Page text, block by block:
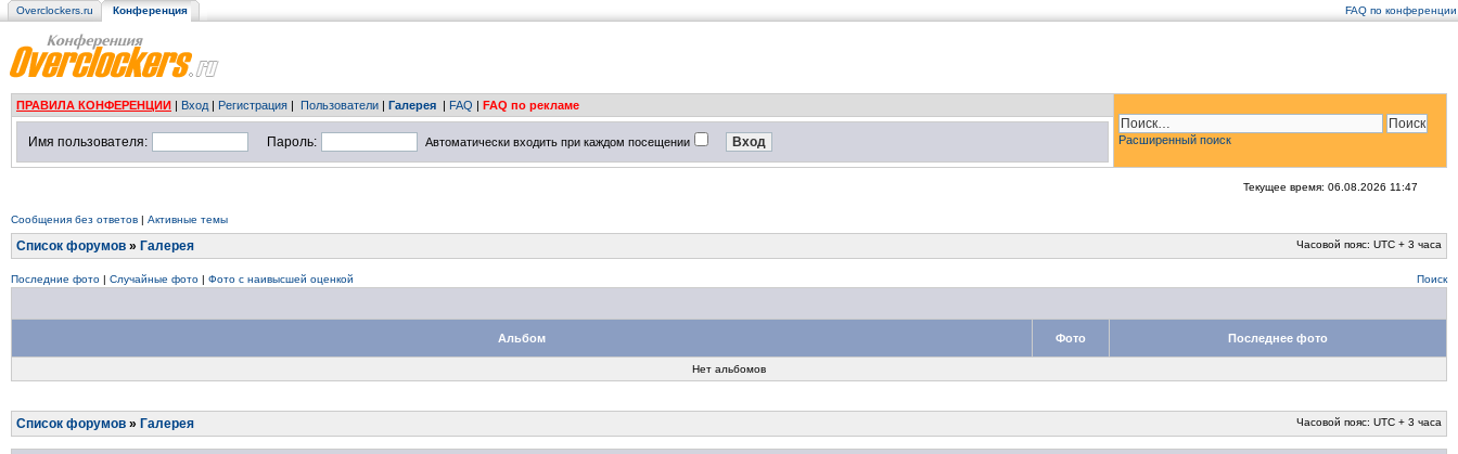
Overclockers.ru Конференция FAQ по конференции
ПРАВИЛА КОНФЕРЕНЦИИ | Вход | Регистрация | Пользователи | Галерея | FAQ | FAQ по рекламе
Расширенный поиск
Имя пользователя: Пароль: Автоматически входить при каждом посещении
Текущее время: 06.08.2026 11:47
Сообщения без ответов | Активные темы
Список форумов » Галерея Часовой пояс: UTC + 3 часа
Последние фото | Случайные фото | Фото с наивысшей оценкой Поиск
Альбом Фото Последнее фото
Нет альбомов
Список форумов » Галерея Часовой пояс: UTC + 3 часа